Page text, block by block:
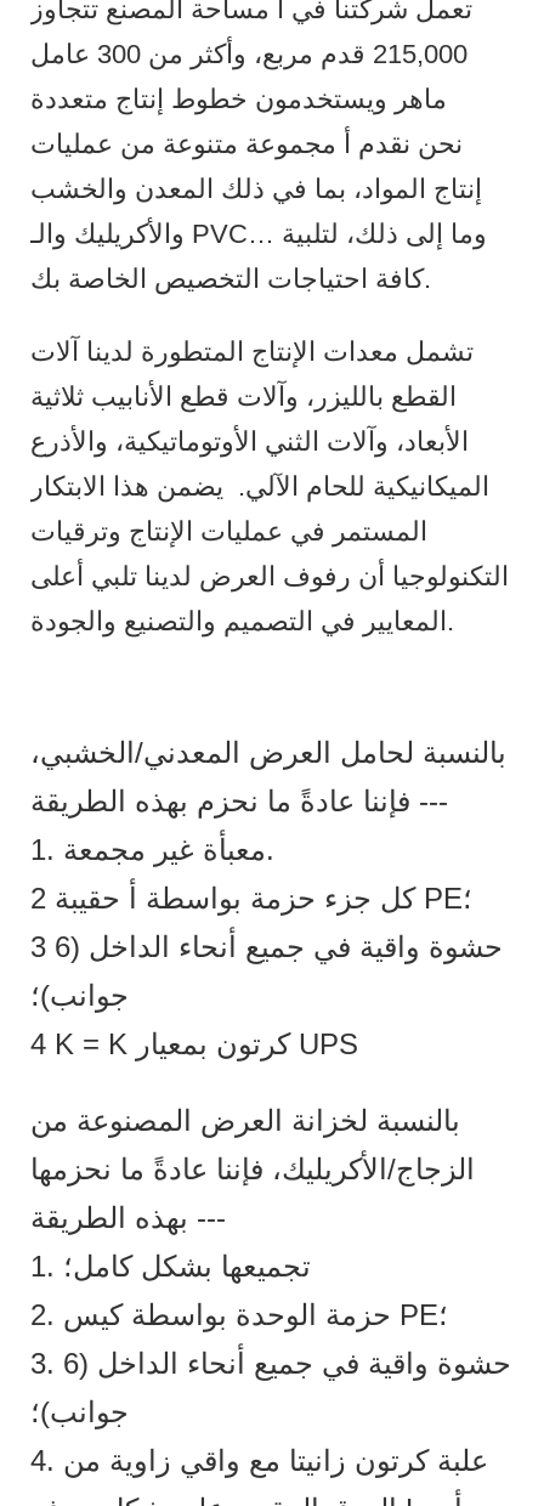
تعمل شركتنا في أ مساحة المصنع تتجاوز
215,000 قدم مربع، وأكثر من 300 عامل
نحن نقدم أ مجموعة متنوعة من عمليات
إنتاج المواد، بما في ذلك المعدن والخشب
والأكريليك والـ PVC… وما إلى ذلك، لتلبية
كافة احتياجات التخصيص الخاصة بك.
تشمل معدات الإنتاج المتطورة لدينا آلات
القطع بالليزر، وآلات قطع الأنابيب ثلاثية
الأبعاد، وآلات الثني الأوتوماتيكية، والأذرع
الميكانيكية للحام الآلي. يضمن هذا الابتكار
المستمر في عمليات الإنتاج وترقيات
التكنولوجيا أن رفوف العرض لدينا تلبي أعلى
المعايير في التصميم والتصنيع والجودة.
بالنسبة لحامل العرض المعدني/الخشبي،
فإننا عادةً ما نحزم بهذه الطريقة ---
1. معبأة غير مجمعة.
3 حشوة واقية في جميع أنحاء الداخل (6
4 K = K كرتون بمعيار UPS
بالنسبة لخزانة العرض المصنوعة من
الزجاج/الأكريليك، فإننا عادةً ما نحزمها
بهذه الطريقة ---
1. تجميعها بشكل كامل؛
2. حزمة الوحدة بواسطة كيس PE؛
3. حشوة واقية في جميع أنحاء الداخل (6
جوانب)؛
4. علبة كرتون زانيتا مع واقي زاوية من